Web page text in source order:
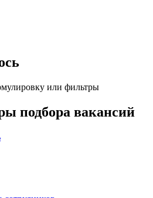
или фильтры
подбора вакансий